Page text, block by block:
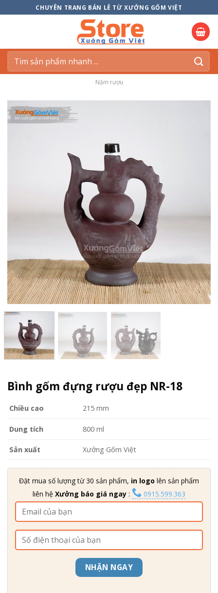
to
CHUYÊN TRANG BÁN LẺ TỪ XƯỞNG GỐM VIỆT
Tìm
kiếm:
Nậm rượu
Bình gốm đựng rượu đẹp NR-18
Chiều cao 215 mm
Dung tích 800 ml
Sản xuất Xưởng Gốm Việt
Đặt mua số lượng từ 30 sản phẩm, in logo lên sản phẩm
liên hệ Xưởng báo giá ngay : 0915.599.363
NHẬN NGAY